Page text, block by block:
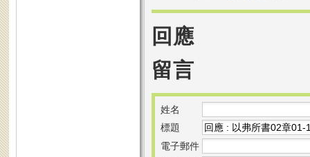
回應
留言
姓名
標題
電子郵件